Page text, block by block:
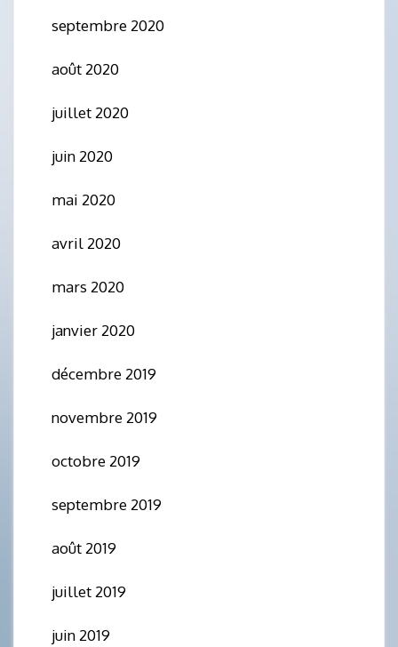
septembre 2020
août 2020
juillet 2020
juin 2020
mai 2020
avril 2020
mars 2020
janvier 2020
décembre 2019
novembre 2019
octobre 2019
septembre 2019
août 2019
juillet 2019
juin 2019